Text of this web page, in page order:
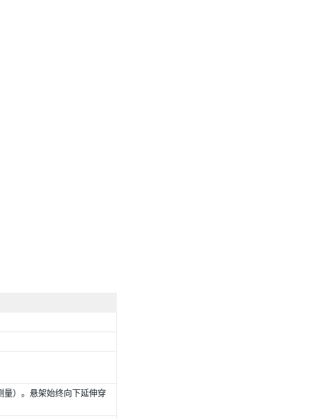
）。悬架始终向下延伸穿